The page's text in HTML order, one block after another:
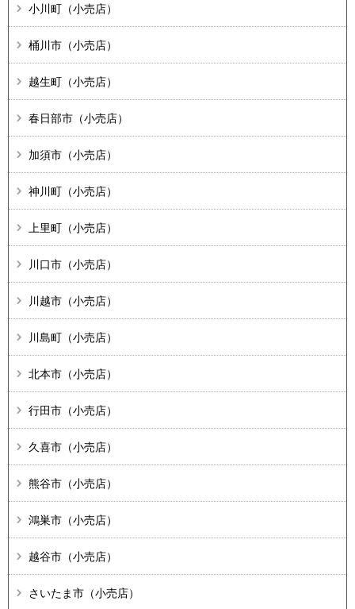
小川町（小売店）
桶川市（小売店）
越生町（小売店）
春日部市（小売店）
加須市（小売店）
神川町（小売店）
上里町（小売店）
川口市（小売店）
川越市（小売店）
川島町（小売店）
北本市（小売店）
行田市（小売店）
久喜市（小売店）
熊谷市（小売店）
鴻巣市（小売店）
越谷市（小売店）
さいたま市（小売店）